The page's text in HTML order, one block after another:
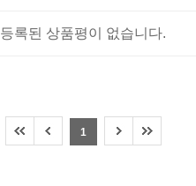
등록된 상품평이 없습니다.
1